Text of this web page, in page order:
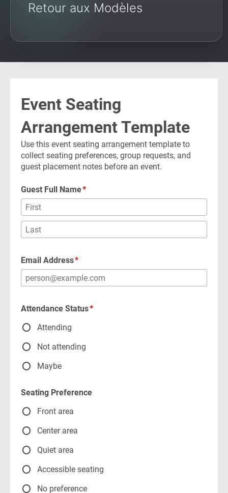
Retour aux Modèles